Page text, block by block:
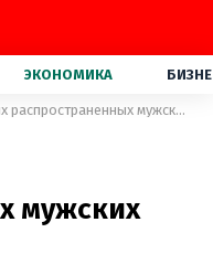
ЭКОНОМИКА
Топ-5 самых распространенных мужских имен в мире
мужских